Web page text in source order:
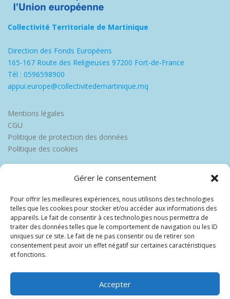
Gérer le consentement
Pour offrir les meilleures expériences, nous utilisons des technologies
telles que les cookies pour stocker et/ou accéder aux informations des
appareils. Le fait de consentir à ces technologies nous permettra de
traiter des données telles que le comportement de navigation ou les ID
uniques sur ce site. Le fait de ne pas consentir ou de retirer son
consentement peut avoir un effet négatif sur certaines caractéristiques
et fonctions.
Accepter
Collectivité Territoriale de Martinique
Direction des Fonds Européens
165-167 Route des Religieuses 97200 Fort-de-France
Tél : 0596598900
appui.europe@collectivitedemartinique.mq
Mentions légales
CGU
Politique de protection des données
Politique des cookies